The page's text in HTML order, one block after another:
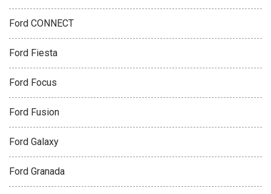
Ford CONNECT
Ford Fiesta
Ford Focus
Ford Fusion
Ford Galaxy
Ford Granada